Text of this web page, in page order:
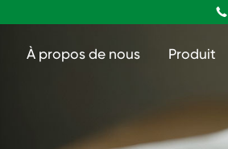

À propos de nous Produit